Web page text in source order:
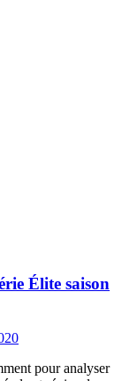
Élite saison
pour analyser